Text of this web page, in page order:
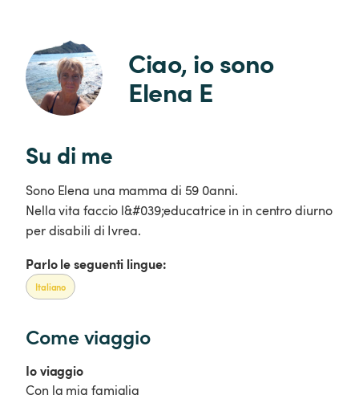
Ciao, io sono
Elena E
Su di me
Sono Elena una mamma di 59 0anni.
Nella vita faccio l&#039;educatrice in in centro diurno
per disabili di Ivrea.
Parlo le seguenti lingue:
Italiano
Come viaggio
Io viaggio
Con la mia famiglia